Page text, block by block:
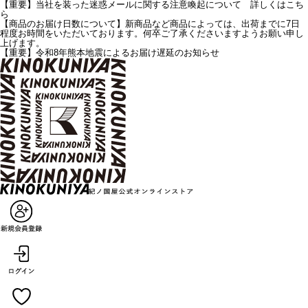
【重要】当社を装った迷惑メールに関する注意喚起について 詳しくはこち
ら
【商品のお届け日数について】新商品など商品によっては、出荷までに7日
程度お時間をいただいております。何卒ご了承くださいますようお願い申し
上げます。
【重要】令和8年熊本地震によるお届け遅延のお知らせ